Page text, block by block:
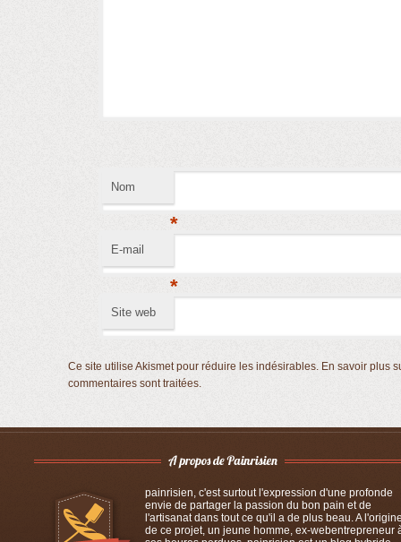
Nom
*
E-mail
*
Site web
Ce site utilise Akismet pour réduire les indésirables. En savoir plus
commentaires sont traitées.
painrisien, c'est surtout l'expression d'une profonde
envie de partager la passion du bon pain et de
l'artisanat dans tout ce qu'il a de plus beau. A
de ce projet, un jeune homme, ex-webentrepreneur